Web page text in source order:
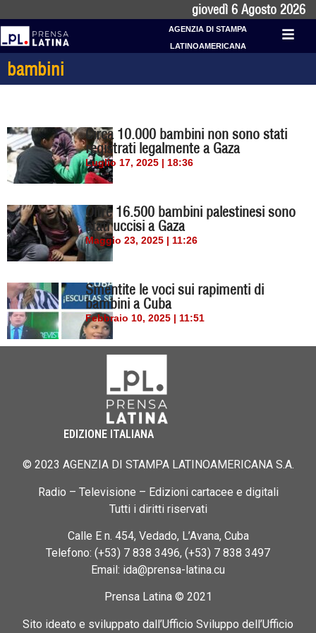
giovedì 6 Agosto 2026
AGENZIA DI STAMPA
LATINOAMERICANA
bambini
Circa 10.000 bambini non sono stati
registrati legalmente a Gaza
Luglio 17, 2025 | 18:36
Oltre 16.500 bambini palestinesi sono
stati uccisi a Gaza
Maggio 23, 2025 | 11:26
Smentite le voci sui rapimenti di
bambini a Cuba
Febbraio 10, 2025 | 11:51
EDIZIONE ITALIANA
© 2023 AGENZIA DI STAMPA LATINOAMERICANA S.A.
Radio – Televisione – Edizioni cartacee e digitali
Tutti i diritti riservati
Calle E n. 454, Vedado, L’Avana, Cuba
Telefono: (+53) 7 838 3496, (+53) 7 838 3497
Email: ida@prensa-latina.cu
Prensa Latina © 2021
Sito ideato e sviluppato dall’Ufficio Sviluppo dell’Ufficio